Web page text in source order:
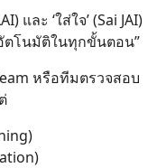
และ ‘ใส่ใจ’ (Sai JAI)
ตโนมัติในทุกขั้นตอน”
หรือทีมตรวจสอบ